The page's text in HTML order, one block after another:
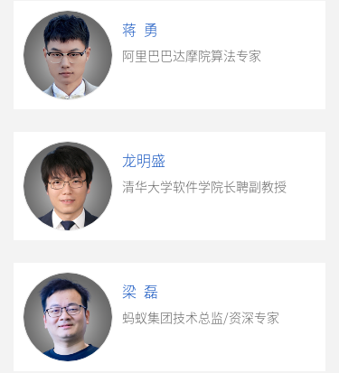
清华大学软件学院长聘副教授
龙明盛
梁 磊
蚂蚁集团技术总监/资深专家
蒋 勇
阿里巴巴达摩院算法专家